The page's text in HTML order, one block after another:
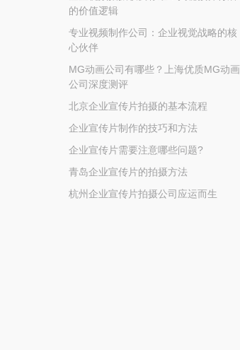
的价值逻辑
专业视频制作公司：企业视觉战略的核
心伙伴
MG动画公司有哪些？上海优质MG动画
公司深度测评
北京企业宣传片拍摄的基本流程
企业宣传片制作的技巧和方法
企业宣传片需要注意哪些问题?
青岛企业宣传片的拍摄方法
杭州企业宣传片拍摄公司应运而生